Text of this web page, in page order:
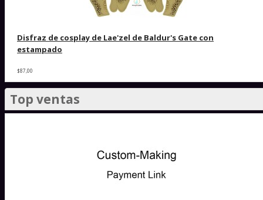
Disfraz de cosplay de Lae'zel de Baldur's Gate con
estampado
$87,00
Top ventas